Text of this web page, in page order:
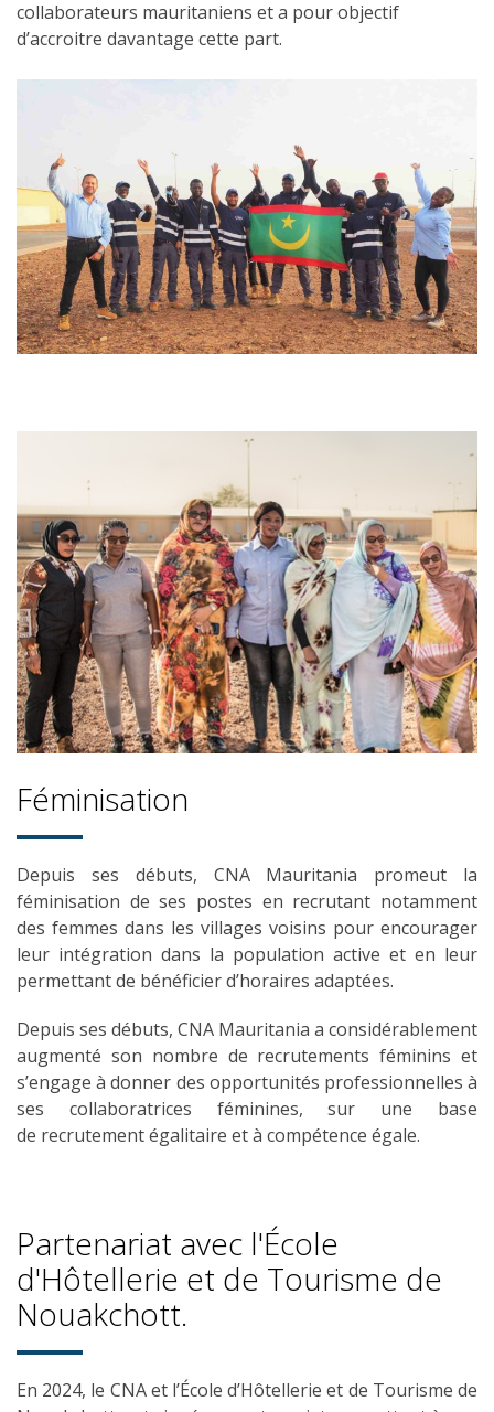
collaborateurs mauritaniens et a pour objectif
d’accroitre davantage cette part.
Féminisation
Depuis ses débuts, CNA Mauritania promeut la
féminisation de ses postes en recrutant notamment
des femmes dans les villages voisins pour encourager
leur intégration dans la population active et en leur
permettant de bénéficier d’horaires adaptées.
Depuis ses débuts, CNA Mauritania a considérablement
augmenté son nombre de recrutements féminins et
s’engage à donner des opportunités professionnelles à
ses collaboratrices féminines, sur une base
de recrutementégalitaire et à compétence égale.
Partenariat avec l'École
d'Hôtellerie et de Tourisme de
Nouakchott.
En 2024, le CNA et l’École d’Hôtellerie et de Tourisme de